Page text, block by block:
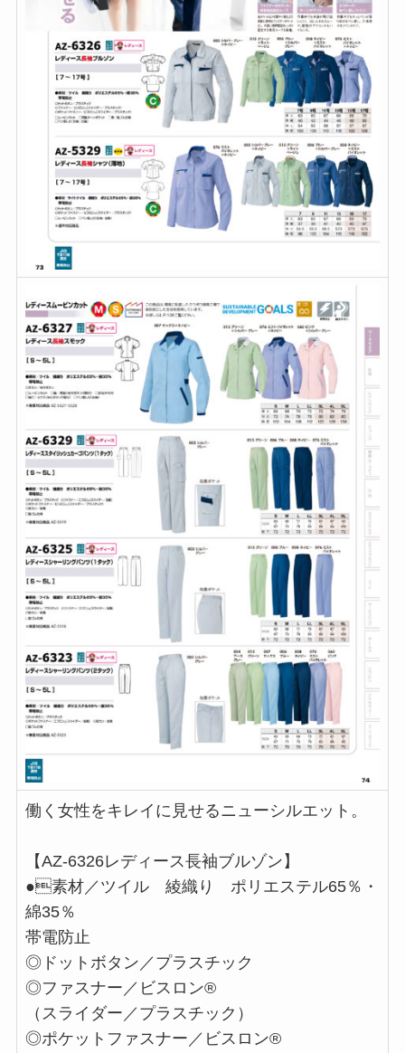
働く女性をキレイに見せるニューシルエット。
【AZ-6326レディース長袖ブルゾン】
●素材／ツイル 綾織り ポリエステル65％・
綿35％
帯電防止
◎ドットボタン／プラスチック
◎ファスナー／ビスロン®
（スライダー／プラスチック）
◎ポケットファスナー／ビスロン®